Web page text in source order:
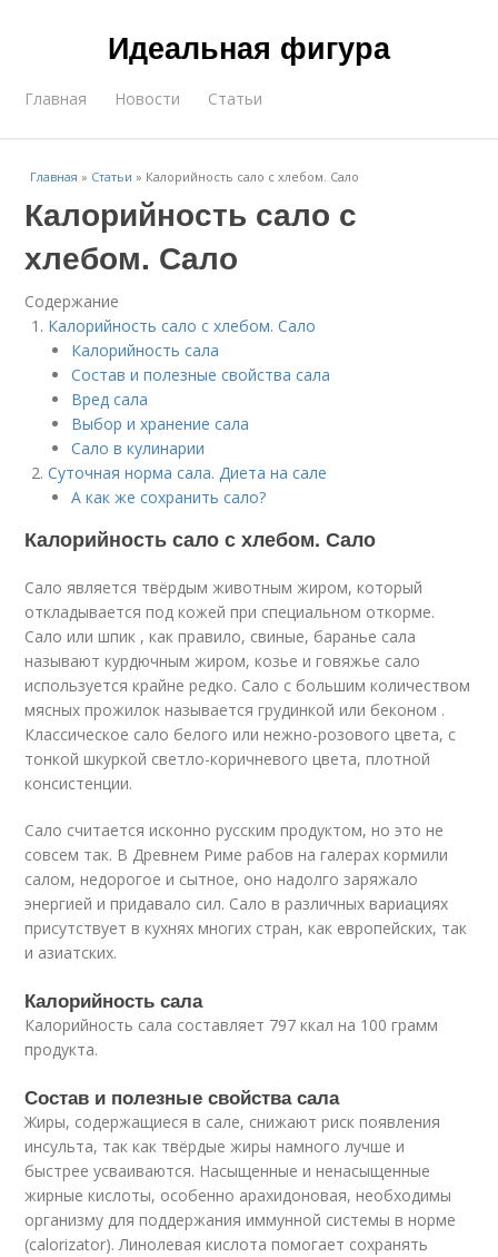
Идеальная фигура
Главная Новости Статьи
Главная » Статьи » Калорийность сало с хлебом. Сало
Калорийность сало с
хлебом. Сало
Содержание
Калорийность сало с хлебом. Сало
Калорийность сала
Состав и полезные свойства сала
Вред сала
Выбор и хранение сала
Сало в кулинарии
Суточная норма сала. Диета на сале
А как же сохранить сало?
Калорийность сало с хлебом. Сало
Сало является твёрдым животным жиром, который
откладывается под кожей при специальном откорме.
Сало или шпик , как правило, свиные, баранье сала
называют курдючным жиром, козье и говяжье сало
используется крайне редко. Сало с большим количеством
мясных прожилок называется грудинкой или беконом .
Классическое сало белого или нежно-розового цвета, с
тонкой шкуркой светло-коричневого цвета, плотной
консистенции.
Сало считается исконно русским продуктом, но это не
совсем так. В Древнем Риме рабов на галерах кормили
салом, недорогое и сытное, оно надолго заряжало
энергией и придавало сил. Сало в различных вариациях
присутствует в кухнях многих стран, как европейских, так
и азиатских.
Калорийность сала
Калорийность сала составляет 797 ккал на 100 грамм
продукта.
Состав и полезные свойства сала
Жиры, содержащиеся в сале, снижают риск появления
инсульта, так как твёрдые жиры намного лучше и
быстрее усваиваются. Насыщенные и ненасыщенные
жирные кислоты, особенно арахидоновая, необходимы
организму для поддержания иммунной системы в норме
(calorizator). Линолевая кислота помогает сохранять